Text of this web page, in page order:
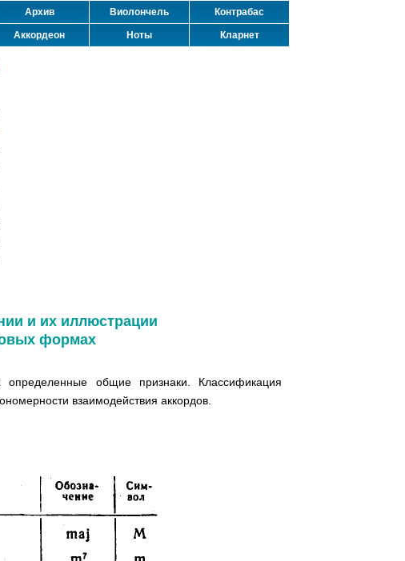
Архив Виолончель Контрабас
Аккордеон Ноты Кларнет
и их иллюстрации
формах
общие признаки. Классификация
взаимодействия аккордов.